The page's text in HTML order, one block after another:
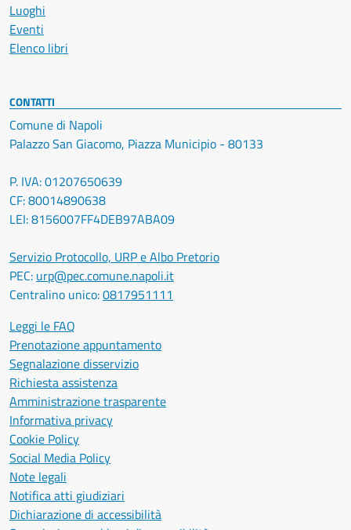
Luoghi
Eventi
Elenco libri
CONTATTI
Comune di Napoli
Palazzo San Giacomo, Piazza Municipio - 80133
P. IVA: 01207650639
CF: 80014890638
LEI: 8156007FF4DEB97ABA09
Servizio Protocollo, URP e Albo Pretorio
PEC: urp@pec.comune.napoli.it
Centralino unico:0817951111
Leggi le FAQ
Prenotazione appuntamento
Segnalazione disservizio
Richiesta assistenza
Amministrazione trasparente
Informativa privacy
Cookie Policy
Social Media Policy
Note legali
Notifica atti giudiziari
Dichiarazione di accessibilità